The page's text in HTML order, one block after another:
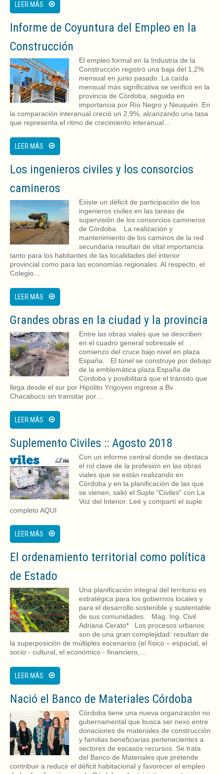
LEER MÁS
Informe de Coyuntura del Empleo en la
Construcción
El empleo formal en la Industria de la
Construcción registró una baja del 1,2%
mensual en junio pasado. La caída
mensual más significativa se verificó en la
provincia de Córdoba, seguida en
importancia por Río Negro y Neuquén. En
la comparación interanual creció un 2,9%, alcanzando una tasa
que representa el ritmo de crecimiento interanual…
LEER MÁS
Los ingenieros civiles y los consorcios
camineros
Existe un déficit de participación de los
ingenieros civiles en las tareas de
supervisión de los consorcios camineros
de Córdoba. La realización y
mantenimiento de los caminos de la red
secundaria resultan de vital importancia
tanto para los habitantes de las localidades del interior
provincial como para las economías regionales. Al respecto, el
Colegio…
LEER MÁS
Grandes obras en la ciudad y la provincia
Entre las obras viales que se describen
en el cuadro general sobresale el
comienzo del cruce bajo nivel en plaza
España. El túnel se construye por debajo
de la emblemática plaza España de
Córdoba y posibilitará que el tránsito que
llega desde el sur por Hipólito Yrigoyen ingrese a Bv.
Chacabuco sin transitar por…
LEER MÁS
Suplemento Civiles :: Agosto 2018
Con un informe central donde se destaca
el rol clave de la profesión en las obras
viales que se están realizando en
Córdoba y en la planificación de las que
se vienen, salió el Suple "Civiles" con La
Voz del Interior. Leé y compartí el suple
completo AQUI
LEER MÁS
El ordenamiento territorial como política
de Estado
Una planificación integral del territorio es
estratégica para los gobiernos locales y
para el desarrollo sostenible y sustentable
de sus comunidades. Mag. Ing. Civil
Adriana Cerato* Los procesos urbanos
son de una gran complejidad: resultan de
la superposición de múltiples escenarios (el físico – espacial, el
socio - cultural, el económico - financiero,…
LEER MÁS
Nació el Banco de Materiales Córdoba
Córdoba tiene una nueva organización no
gubernamental que busca ser nexo entre
donaciones de materiales de construcción
y familias beneficiarias pertenecientes a
sectores de escasos recursos. Se trata
del Banco de Materiales que pretende
contribuir a reducir el déficit habitacional y favorecer el empleo